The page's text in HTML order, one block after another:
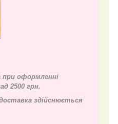
оформленні
2500 грн.
здійснюється